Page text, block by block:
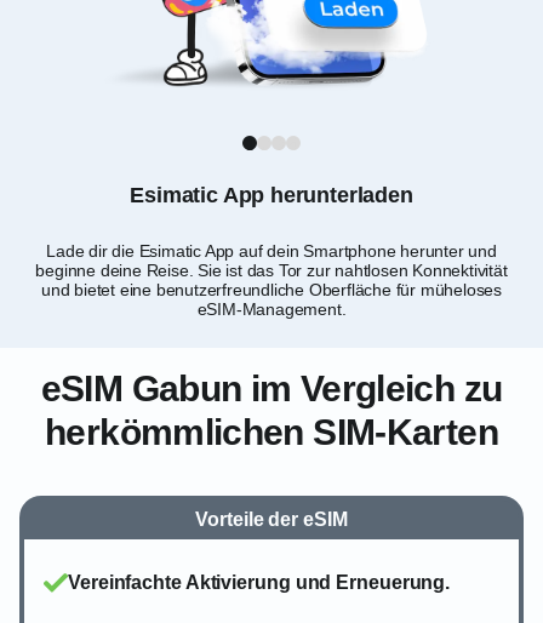
Esimatic App herunterladen
Lade dir die Esimatic App auf dein Smartphone herunter und
beginne deine Reise. Sie ist das Tor zur nahtlosen Konnektivität
und bietet eine benutzerfreundliche Oberfläche für müheloses
eSIM-Management.
1 2 3 4
eSIM Gabun im Vergleich zu
herkömmlichen SIM-Karten
Vorteile der eSIM
Vereinfachte Aktivierung und Erneuerung.